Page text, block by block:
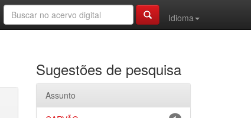
Idioma
Sugestões de pesquisa
Assunto